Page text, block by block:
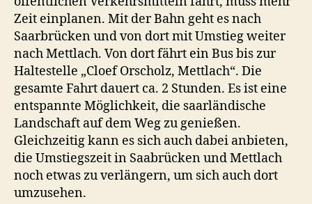
Zeit einplanen. Mit der Bahn geht es nach
Saarbrücken und von dort mit Umstieg weiter
nach Mettlach. Von dort fährt ein Bus bis zur
Haltestelle „Cloef Orscholz, Mettlach“. Die
gesamte Fahrt dauert ca. 2 Stunden. Es ist eine
entspannte Möglichkeit, die saarländische
Landschaft auf dem Weg zu genießen.
Gleichzeitig kann es sich auch dabei anbieten,
die Umstiegszeit in Saabrücken und Mettlach
noch etwas zu verlängern, um sich auch dort
umzusehen.